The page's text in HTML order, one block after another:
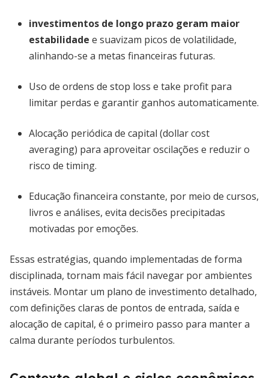
investimentos de longo prazo geram maior
estabilidade e suavizam picos de volatilidade,
alinhando-se a metas financeiras futuras.
Uso de ordens de stop loss e take profit para
limitar perdas e garantir ganhos automaticamente.
Alocação periódica de capital (dollar cost
averaging) para aproveitar oscilações e reduzir o
risco de timing.
Educação financeira constante, por meio de cursos,
livros e análises, evita decisões precipitadas
motivadas por emoções.
Essas estratégias, quando implementadas de forma
disciplinada, tornam mais fácil navegar por ambientes
instáveis. Montar um plano de investimento detalhado,
com definições claras de pontos de entrada, saída e
alocação de capital, é o primeiro passo para manter a
calma durante períodos turbulentos.